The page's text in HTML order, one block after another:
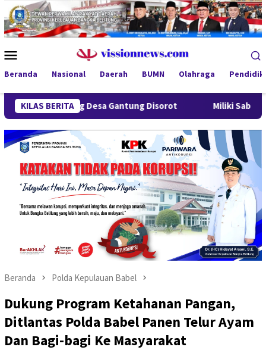
Loncat
ke
konten
Mobile
Beranda Nasional Daerah BUMN Olahraga
KILAS BERITA
Desa Gantung Disorot Miliki Sabu 50 Gram, IRT di
Beranda Polda Kepulauan Babel
Dukung Program Ketahanan Pangan,
Ditlantas Polda Babel Panen Telur Ayam
Dan Bagi-bagi Ke Masyarakat